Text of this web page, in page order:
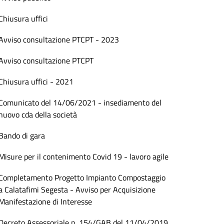
uffici
consultazione PTCPT - 2023
consultazione PTCPT
uffici - 2021
del 14/06/2021 - insediamento del
cda della società
di gara
per il contenimento Covid 19 - lavoro agile
Progetto Impianto Compostaggio
Calatafimi Segesta - Avviso per Acquisizione
di Interesse